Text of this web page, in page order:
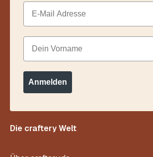
Die craftery Welt
Email
Dein Vorname
Anmelden